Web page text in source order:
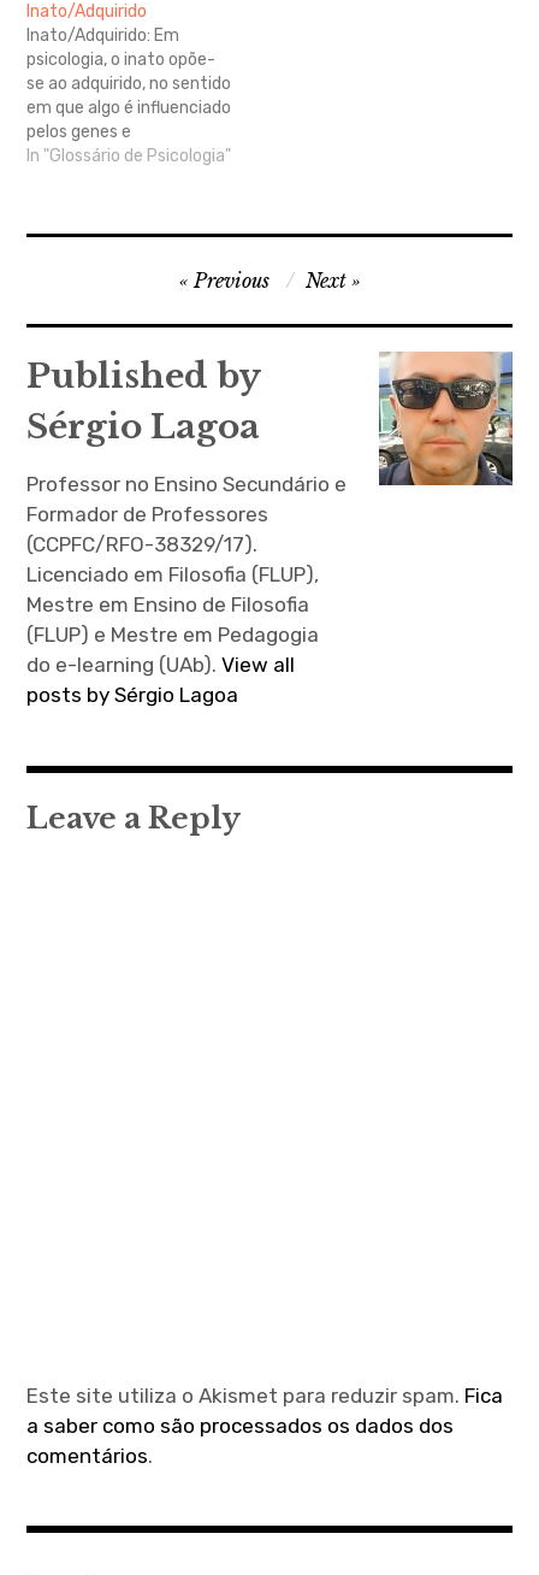
(espermatozoide e óvulo,
no caso do ser humano)
transportam a
informação genética dos
genitores aos seus
descendentes, como é o
caso da cor dos olhos.
com…
Inato/Adquirido
Inato/Adquirido: Em
psicologia, o inato opõe-
se ao adquirido, no sentido
em que algo é influenciado
pelos genes e
independente das
da espécie. Inato é aquilo
nascimento. Contudo,…
In "Glossário de Psicologia"
Navegação
de
artigos
Previous Next
Published by
Sérgio Lagoa
Professor no Ensino Secundário e
Formador de Professores
(CCPFC/RFO-38329/17).
Licenciado em Filosofia (FLUP),
Mestre em Ensino de Filosofia
(FLUP) e Mestre em Pedagogia
do e-learning (UAb).View all
posts by Sérgio Lagoa
Leave a Reply
Este site utiliza o Akismet para reduzir spam. Fica
a saber como são processados os dados dos
comentários.